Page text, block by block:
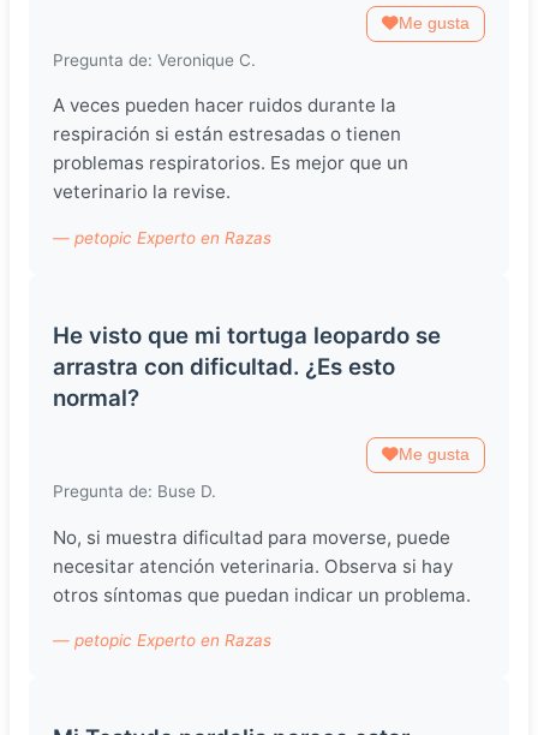
Me gusta
Pregunta de: Veronique C.
A veces pueden hacer ruidos durante la
respiración si están estresadas o tienen
problemas respiratorios. Es mejor que un
veterinario la revise.
— petopic Experto en Razas
He visto que mi tortuga leopardo se
arrastra con dificultad. ¿Es esto
normal?
Me gusta
Pregunta de: Buse D.
No, si muestra dificultad para moverse, puede
necesitar atención veterinaria. Observa si hay
otros síntomas que puedan indicar un problema.
— petopic Experto en Razas